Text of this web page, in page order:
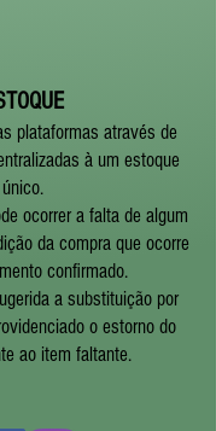
plataformas através de
à um estoque
único.
ocorrer a falta de algum
da compra que ocorre
confirmado.
a substituição por
o estorno do
ao item faltante.